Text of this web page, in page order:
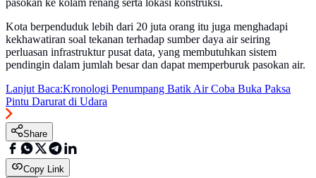
pasokan ke kolam renang serta lokasi konstruksi.
Kota berpenduduk lebih dari 20 juta orang itu juga menghadapi
kekhawatiran soal tekanan terhadap sumber daya air seiring
perluasan infrastruktur pusat data, yang membutuhkan sistem
pendingin dalam jumlah besar dan dapat memperburuk pasokan air.
Lanjut Baca:Kronologi Penumpang Batik Air Coba Buka Paksa
Pintu Darurat di Udara
Share
Copy Link